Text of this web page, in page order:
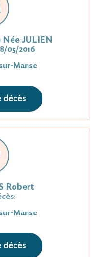
JULIEN
05/2016
Manse
décès
Robert
Manse
décès